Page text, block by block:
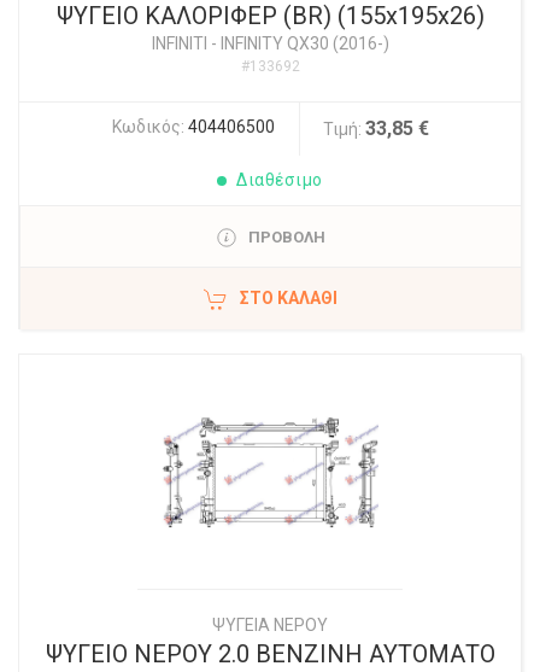
ΨΥΓΕΙΟ ΚΑΛΟΡΙΦΕΡ (BR) (155x195x26)
INFINITI - INFINITY QX30 (2016-)
#133692
Κωδικός: 404406500 Τιμή: 33,85 €
Διαθέσιμο
ΠΡΟΒΟΛΗ
ΣΤΟ ΚΑΛΆΘΙ
ΨΥΓΕΙΑ ΝΕΡΟΥ
ΨΥΓΕΙΟ ΝΕΡΟΥ 2.0 ΒΕΝΖΙΝΗ ΑΥΤΟΜΑΤΟ